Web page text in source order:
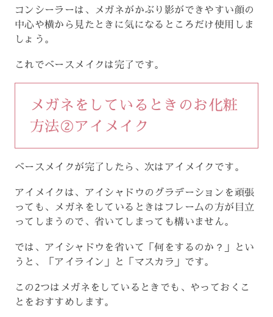
コンシーラーは、メガネがかぶり影ができやすい顔の
中心や横から見たときに気になるところだけ使用しま
しょう。
これでベースメイクは完了です。
メガネをしているときのお化粧
方法②アイメイク
ベースメイクが完了したら、次はアイメイクです。
アイメイクは、アイシャドウのグラデーションを頑張
っても、メガネをしているときはフレームの方が目立
ってしまうので、省いてしまっても構いません。
では、アイシャドウを省いて「何をするのか？」とい
うと、「アイライン」と「マスカラ」です。
この2つはメガネをしているときでも、やっておくこ
とをおすすめします。